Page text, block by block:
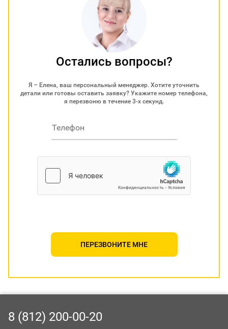
Остались вопросы?
Я – Елена, ваш персональный менеджер. Хотите уточнить
детали или готовы оставить заявку? Укажите номер телефона,
я перезвоню в течение 3-х секунд.
ПЕРЕЗВОНИТЕ МНЕ
8 (812) 200-00-20